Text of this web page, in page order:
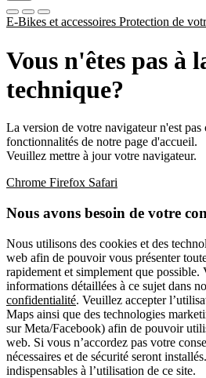
E-Bikes et accessoires Protection de
Vous n'êtes pas à
technique?
La version de votre navigateur n'est pas
fonctionnalités de notre page d'accueil.
Veuillez mettre à jour votre navigateur.
Chrome Firefox Safari
Nous avons besoin de votre
Nous utilisons des cookies et des
web afin de pouvoir vous présenter
rapidement et simplement que possible.
informations détaillées à ce sujet dans
confidentialité. Veuillez accepter
Maps ainsi que des technologies
sur Meta/Facebook) afin de pouvoir
web. Si vous n’accordez pas votre
nécessaires et de sécurité seront
indispensables à l’utilisation de ce site.